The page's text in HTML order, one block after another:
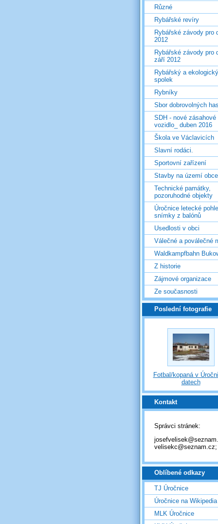
Různé
Rybářské revíry
Rybářské závody pro
2012
Rybářské závody pro
září 2012
Rybářský a ekologický
spolek
Rybníky
Sbor dobrovolných
SDH - nové zásahové
vozidlo_ duben 2016
Škola ve Václavicích
Slavní rodáci.
Sportovní zařízení
Stavby na území obce
Technické památky,
pozoruhodné objekty
Úročnice letecké
snímky z balónů
Usedlosti v obci
Válečné a poválečné
Waldkampfbahn
Z historie
Zájmové organizace
Ze současnosti
Poslední fotografie
Fotbal/kopaná v
datech
Kontakt
Správci stránek:
velisekc@seznam.cz;
Oblíbené odkazy
TJ Úročnice
Úročnice na Wikipedia
MLK Úročnice